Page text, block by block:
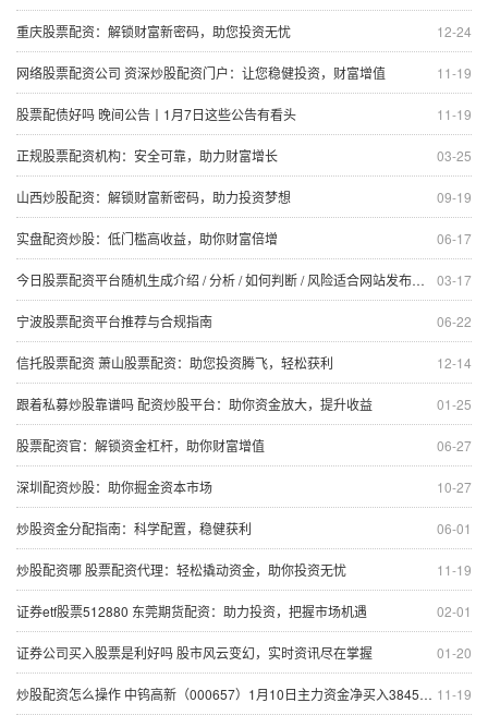
12-24
重庆股票配资：解锁财富新密码，助您投资无忧
11-19
网络股票配资公司 资深炒股配资门户：让您稳健投资，财富增值
11-19
股票配债好吗 晚间公告丨1月7日这些公告有看头
03-25
正规股票配资机构：安全可靠，助力财富增长
09-19
山西炒股配资：解锁财富新密码，助力投资梦想
06-17
实盘配资炒股：低门槛高收益，助你财富倍增
03-17
今日股票配资平台随机生成介绍 / 分析 / 如何判断 / 风险适合网站发布不超30字的标题
06-22
宁波股票配资平台推荐与合规指南
12-14
信托股票配资 萧山股票配资：助您投资腾飞，轻松获利
01-25
跟着私募炒股靠谱吗 配资炒股平台：助你资金放大，提升收益
06-27
股票配资官：解锁资金杠杆，助你财富增值
10-27
深圳配资炒股：助你掘金资本市场
06-01
炒股资金分配指南：科学配置，稳健获利
11-19
炒股配资哪 股票配资代理：轻松撬动资金，助你投资无忧
02-01
证券etf股票512880 东莞期货配资：助力投资，把握市场机遇
01-20
证券公司买入股票是利好吗 股市风云变幻，实时资讯尽在掌握
11-19
炒股配资怎么操作 中钨高新（000657）1月10日主力资金净买入384503万元